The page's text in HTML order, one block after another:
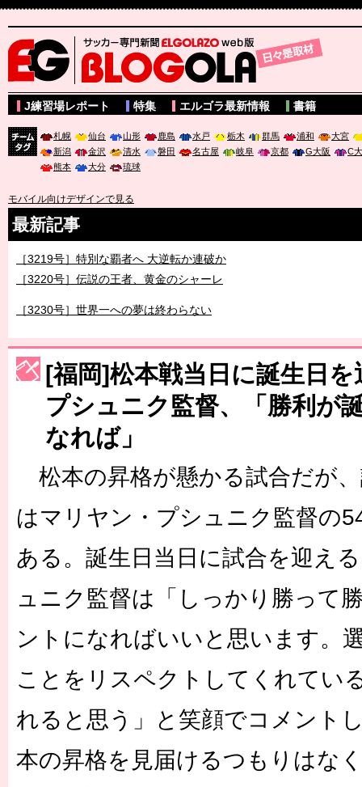
サッカー専門新聞ELGOLAZO web版 BLOGOLA
J練習場レポート 特集 エルゴラ最新情報 書籍
札幌 仙台 山形 鹿島 水戸 栃木 群馬 浦和
大宮
新潟
金沢 清水 磐田 名古屋 岐阜 京都 G大阪
C
熊本
大分 琉球
モバイル向けデザインで見る
最新記事
［3219号］特別な覇者へ 大逆転か連破か
［3220号］伝説の王者、黄金のシャーレ
［3230号］世界一への夢は終わらない
［3223号］一丸。日本出陣
［3222号］史上最大のW杯開幕 注目は「個」
[福岡]松本戦当日に誕生日
プシュニク監督、「勝利が
なれば」
松本の昇格が懸かる試合だが
はマリヤン・プシュニク監督の
ある。誕生日当日に試合を迎え
ュニク監督は「しっかり勝って
ントになればいいと思います。
ことをリスペクトしてくれてい
れると思う」と笑顔でコメント
本の昇格を見届けるつもりはな